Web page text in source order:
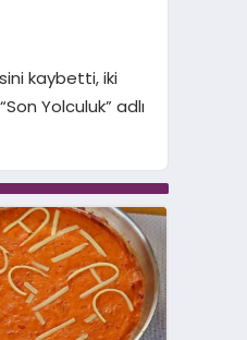
kaybetti, iki
Yolculuk” adlı